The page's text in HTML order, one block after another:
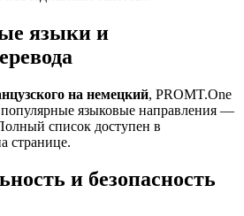
языки и
на немецкий, PROMT.One
языковые направления —
список доступен в
странице.
и безопасность